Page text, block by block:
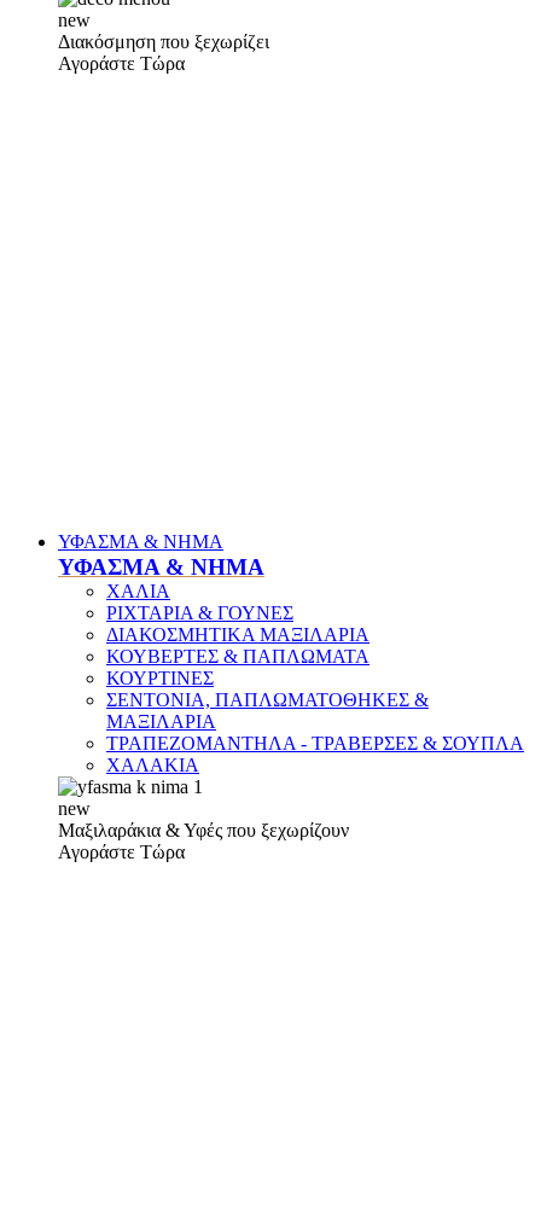
new
Διακόσμηση που ξεχωρίζει
Αγοράστε Τώρα
ΥΦΑΣΜΑ & ΝΗΜΑ
ΥΦΑΣΜΑ & ΝΗΜΑ
ΧΑΛΙΑ
ΡΙΧΤΑΡΙΑ & ΓΟΥΝΕΣ
ΔΙΑΚΟΣΜΗΤΙΚΑ ΜΑΞΙΛΑΡΙΑ
ΚΟΥΒΕΡΤΕΣ & ΠΑΠΛΩΜΑΤΑ
ΚΟΥΡΤΙΝΕΣ
ΣΕΝΤΟΝΙΑ, ΠΑΠΛΩΜΑΤΟΘΗΚΕΣ &
ΜΑΞΙΛΑΡΙΑ
ΤΡΑΠΕΖΟΜΑΝΤΗΛΑ - ΤΡΑΒΕΡΣΕΣ & ΣΟΥΠΛΑ
ΧΑΛΑΚΙΑ
new
Μαξιλαράκια & Υφές που ξεχωρίζουν
Αγοράστε Τώρα